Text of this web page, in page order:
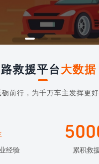
救援平台大数据
前行，为千万车主发挥更
经验 累积救